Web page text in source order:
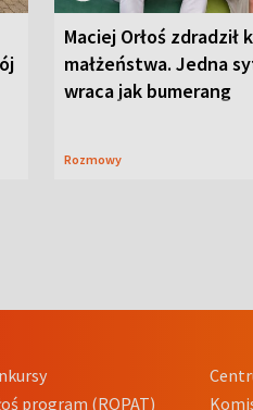
Maciej Orłoś zdradził
małżeństwa. Jedna
wraca jak bumerang
Rozmowy
program (ROPAT)